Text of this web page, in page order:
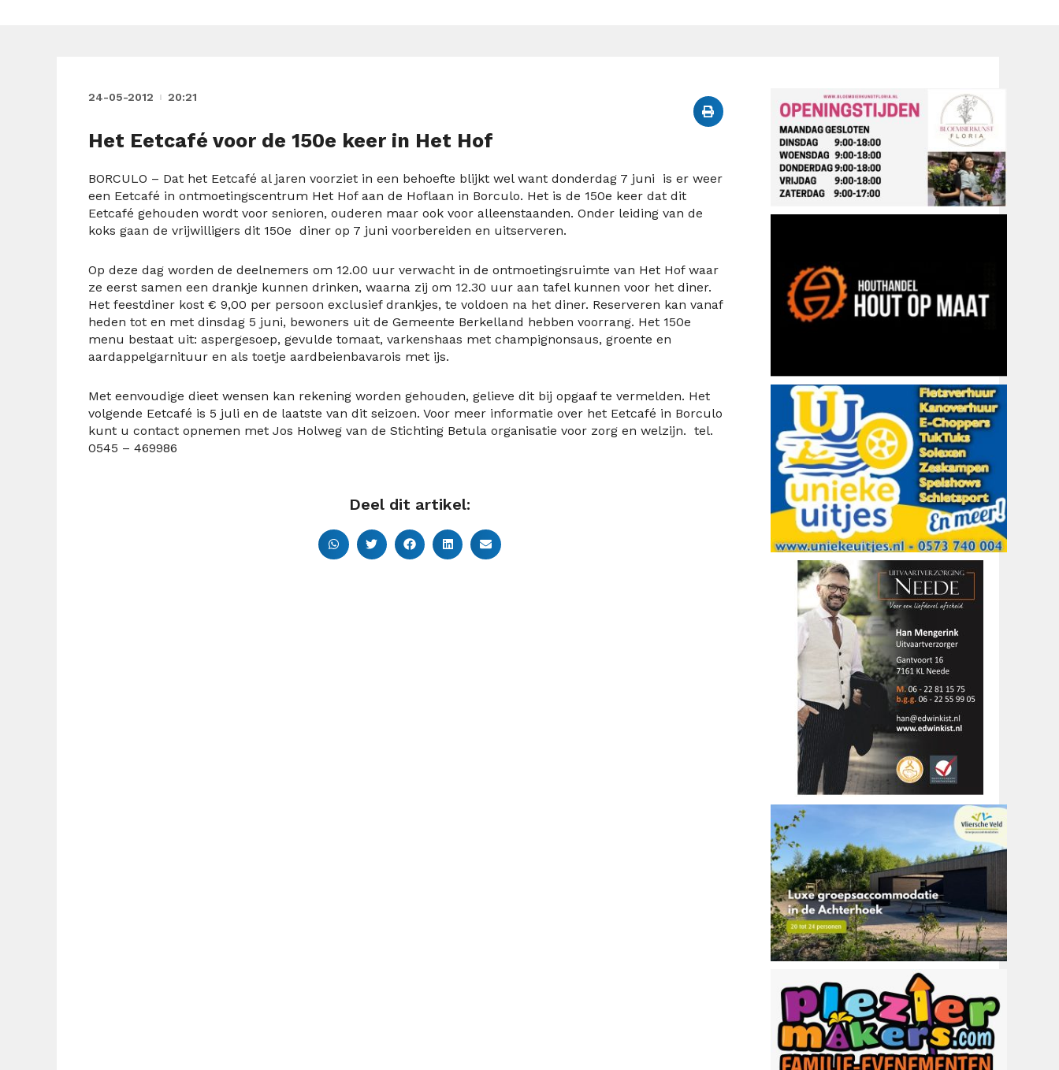
24-05-2012 20:21
Het Eetcafé voor de 150e keer in Het Hof
BORCULO – Dat het Eetcafé al jaren voorziet in een behoefte blijkt wel want donderdag 7 juni is er weer
een Eetcafé in ontmoetingscentrum Het Hof aan de Hoflaan in Borculo. Het is de 150e keer dat dit
Eetcafé gehouden wordt voor senioren, ouderen maar ook voor alleenstaanden. Onder leiding van de
koks gaan de vrijwilligers dit 150e diner op 7 juni voorbereiden en uitserveren.
Op deze dag worden de deelnemers om 12.00 uur verwacht in de ontmoetingsruimte van Het Hof waar
ze eerst samen een drankje kunnen drinken, waarna zij om 12.30 uur aan tafel kunnen voor het diner.
Het feestdiner kost € 9,00 per persoon exclusief drankjes, te voldoen na het diner. Reserveren kan vanaf
heden tot en met dinsdag 5 juni, bewoners uit de Gemeente Berkelland hebben voorrang. Het 150e
menu bestaat uit: aspergesoep, gevulde tomaat, varkenshaas met champignonsaus, groente en
aardappelgarnituur en als toetje aardbeienbavarois met ijs.
Met eenvoudige dieet wensen kan rekening worden gehouden, gelieve dit bij opgaaf te vermelden. Het
volgende Eetcafé is 5 juli en de laatste van dit seizoen. Voor meer informatie over het Eetcafé in Borculo
kunt u contact opnemen met Jos Holweg van de Stichting Betula organisatie voor zorg en welzijn. tel.
0545 – 469986
Deel dit artikel: